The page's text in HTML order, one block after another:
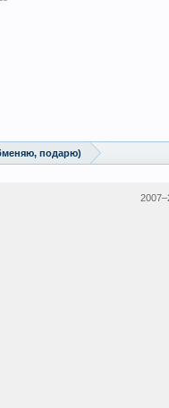
подарю)
2007–